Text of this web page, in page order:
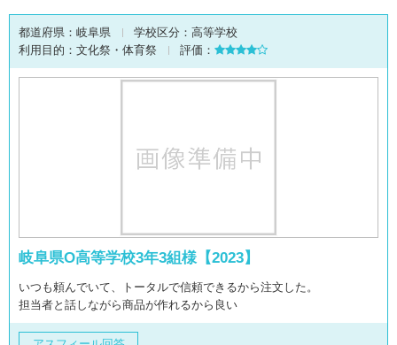
都道府県： 岐阜県 学校区分： 高等学校
利用目的： 文化祭・体育祭 評価：
岐阜県O高等学校3年3組様【2023】
いつも頼んでいて、トータルで信頼できるから注文した。
担当者と話しながら商品が作れるから良い